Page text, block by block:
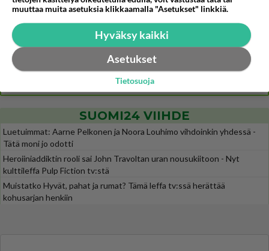
Näin tekisi ainakin Rydman seuratessaan idolinsa Trumpin mallia https://www.is.fi/politiikka/art-2000012187244.html
Mitä tuot pöytään parisuhteessa?
SUOMI24 VIIHDE
Luetuimmat: Aarne Pelkonen ja Noora Louhimo vihdoinkin yhdessä -
Tätä moni jo odotti
Heroiiniaddiktin rooli sai John Travoltan uran nousukiitoon - Nyt
kulttileffa Pulp Fiction tv:stä
Muistatko Hyvät, pahat ja rumat? Tämä leffa tv:ssä herättää
kohusarjan henkiin
muuttaa muita asetuksia klikkaamalla "Asetukset" linkkiä.
Hyväksy kaikki
Asetukset
Tietosuoja